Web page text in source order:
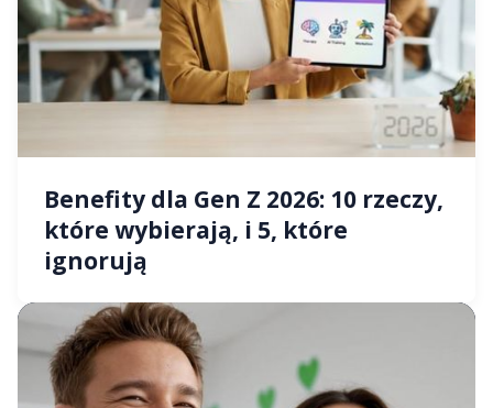
Benefity dla Gen Z 2026: 10 rzeczy,
które wybierają, i 5, które
ignorują